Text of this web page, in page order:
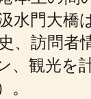
水門大
、訪問者
、観光
。